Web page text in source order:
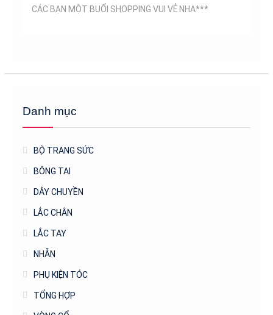
CÁC BẠN MỘT BUỔI SHOPPING VUI VẺ NHA***
Danh mục
BỘ TRANG SỨC
BÔNG TAI
DÂY CHUYỀN
LẮC CHÂN
LẮC TAY
NHẪN
PHỤ KIỆN TÓC
TỔNG HỢP